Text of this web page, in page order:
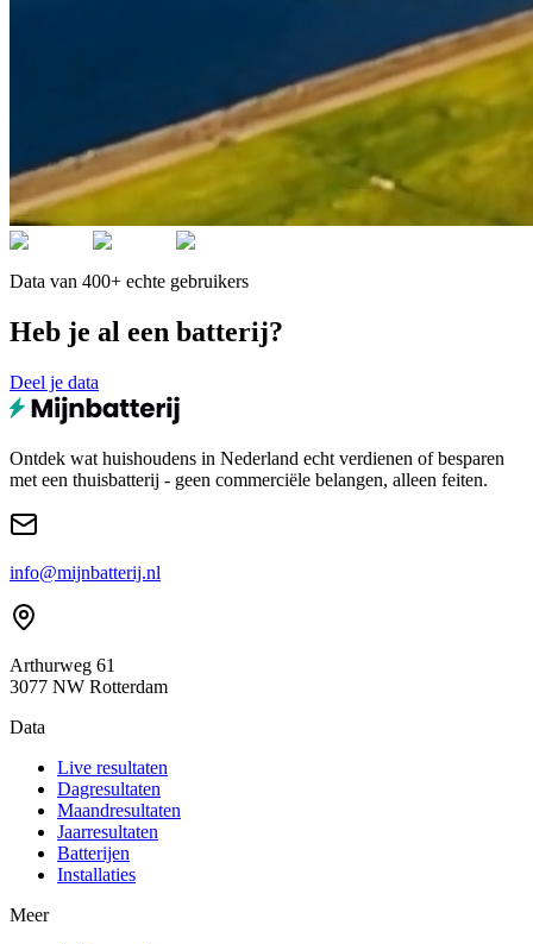
Data van 400+ echte gebruikers
Heb je al een batterij?
Deel je data
Ontdek wat huishoudens in Nederland echt verdienen of besparen
met een thuisbatterij - geen commerciële belangen, alleen feiten.
info@mijnbatterij.nl
Arthurweg 61
3077 NW Rotterdam
Data
Live resultaten
Dagresultaten
Maandresultaten
Jaarresultaten
Batterijen
Installaties
Meer